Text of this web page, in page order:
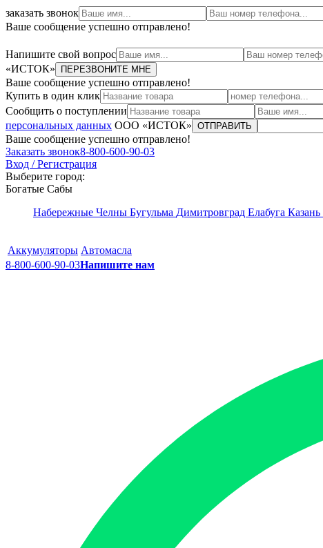
заказать звонок
Ваше сообщение успешно отправлено!
Напишите свой вопрос
«ИСТОК»
ПЕРЕЗВОНИТЕ МНЕ
Ваше сообщение успешно отправлено!
Купить в один клик
Сообщить о поступлении
персональных данных ООО «ИСТОК» ОТПРАВИТЬ
Ваше сообщение успешно отправлено!
Заказать звонок8-800-600-90-03
Вход / Регистрация
Выберите город:
Богатые Сабы
Набережные Челны Бугульма Димитровград Елабуга Казань
Аккумуляторы Автомасла
8-800-600-90-03Напишите нам